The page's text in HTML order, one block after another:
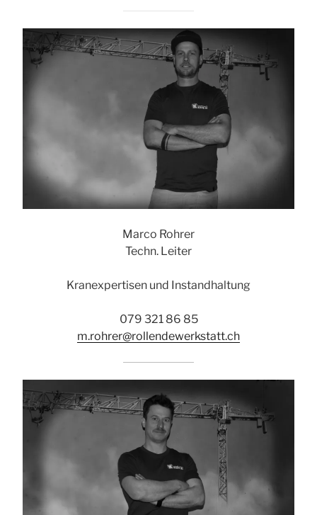
Marco Rohrer
Techn. Leiter
Kranexpertisen und Instandhaltung
079 321 86 85
m.rohrer@rollendewerkstatt.ch